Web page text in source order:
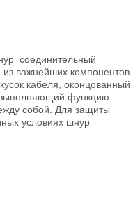
соединительный
из важнейших компонентов
кабеля, оконцованный
функцию
собой. Для защиты
условиях шнур